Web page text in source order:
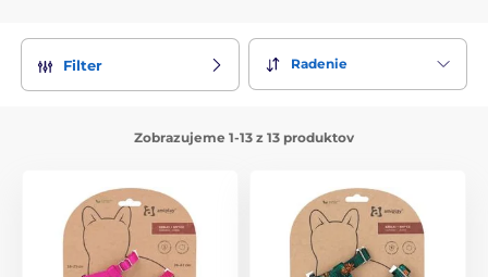
Filter Radenie
Zobrazujeme 1-13 z 13 produktov